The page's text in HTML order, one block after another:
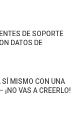
DE SOPORTE
DATOS DE
SÍ MISMO CON UNA
¡NO VAS A CREERLO!